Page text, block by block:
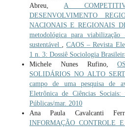
Abreu, A
DESENVOLVIMENTO
NACIONAIS E REGIONAIS
metodológica para viabilização
sustentável
,CAOS – Revista
1 n. 3: Dossiê Sociologia
Michele Nunes Rufino,
SOLIDÁRIOS NO ALTO
campo de uma pesquisa de
Eletrônica de Ciências
Públicas/mar. 2010
Ana Paula Cavalcanti
INFORMAÇÃO CONTROLE